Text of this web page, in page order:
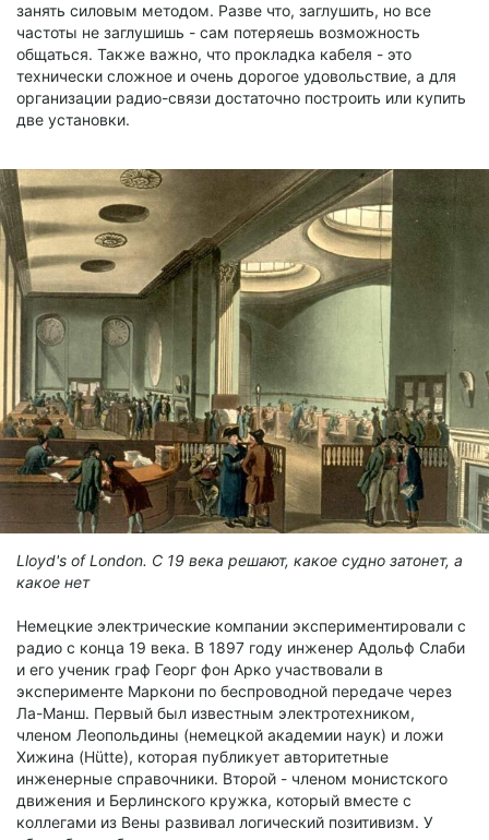
занять силовым методом. Разве что, заглушить, но все
частоты не заглушишь - сам потеряешь возможность
общаться. Также важно, что прокладка кабеля - это
технически сложное и очень дорогое удовольствие, а для
организации радио-связи достаточно построить или купить
две установки.
Lloyd's of London. С 19 века решают, какое судно затонет, а
какое нет
Немецкие электрические компании экспериментировали с
радио с конца 19 века. В 1897 году инженер Адольф Слаби
и его ученик граф Георг фон Арко участвовали в
эксперименте Маркони по беспроводной передаче через
Ла-Манш. Первый был известным электротехником,
членом Леопольдины (немецкой академии наук) и ложи
Хижина (Hütte), которая публикует авторитетные
инженерные справочники. Второй - членом монистского
движения и Берлинского кружка, который вместе с
коллегами из Вены развивал логический позитивизм. У